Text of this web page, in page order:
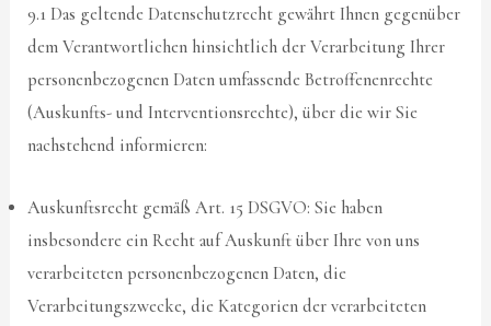
9.1 Das geltende Datenschutzrecht gewährt Ihnen gegenüber
dem Verantwortlichen hinsichtlich der Verarbeitung Ihrer
personenbezogenen Daten umfassende Betroffenenrechte
(Auskunfts- und Interventionsrechte), über die wir Sie
nachstehend informieren:
Auskunftsrecht gemäß Art. 15 DSGVO: Sie haben
insbesondere ein Recht auf Auskunft über Ihre von uns
verarbeiteten personenbezogenen Daten, die
Verarbeitungszwecke, die Kategorien der verarbeiteten